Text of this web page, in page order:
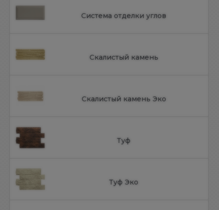
Система отделки углов
Скалистый камень
Скалистый камень Эко
Туф
Туф Эко